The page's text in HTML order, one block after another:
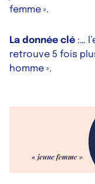
femme ».
La donnée clé :…
retrouve 5 fois
homme ».